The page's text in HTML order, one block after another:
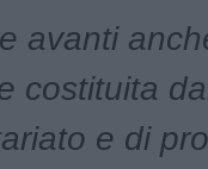
avanti
costituita
e di